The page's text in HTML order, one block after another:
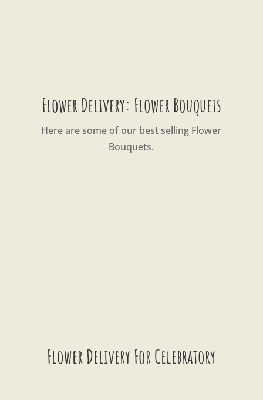
Flower Delivery: Flower Bouquets
Here are some of our best selling Flower
Bouquets.
Flower Delivery For Celebratory